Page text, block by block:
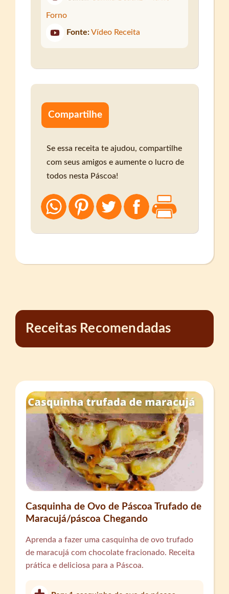
Forno
Fonte: Vídeo Receita
Compartilhe
Se essa receita te ajudou, compartilhe
com seus amigos e aumente o lucro de
todos nesta Páscoa!
Receitas Recomendadas
Casquinha de Ovo de Páscoa Trufado de
Maracujá/páscoa Chegando
Aprenda a fazer uma casquinha de ovo trufado
de maracujá com chocolate fracionado. Receita
prática e deliciosa para a Páscoa.